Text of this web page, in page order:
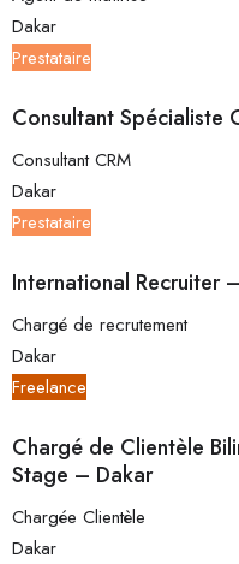
Dakar
Prestataire
Consultant Spécialiste
Consultant CRM
Dakar
Prestataire
International Recruiter
Chargé de recrutement
Dakar
Freelance
Chargé de Clientèle
Stage – Dakar
Chargée Clientèle
Dakar